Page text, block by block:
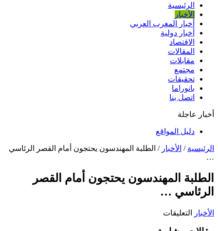
الرئيسية
الأخبار
أخبار المغرب العربي
أخبار دولية
الاقتصاد
المقالات
مقابلات
مجتمع
تحقيقات
بانوراما
اتصل بنا
أخبار عاجلة
دليل المواقع
الرئيسية / الأخبار / الطلبة المهندسون يحتجون أمام القصر الرئاسي
…
الطلبة المهندسون يحتجون أمام القصر
الرئاسي …
الأخبار التعليقات